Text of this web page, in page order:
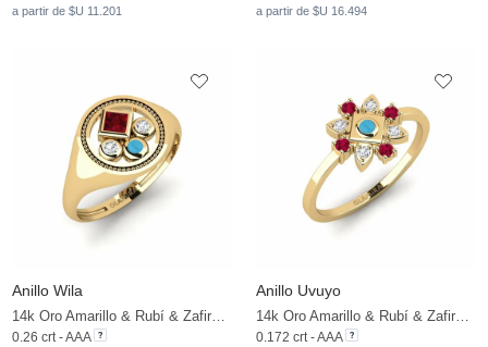
a partir de $U 11.201 a partir de $U 16.494
Anillo Wila
14k Oro Amarillo & Rubí & Zafiro blanco
0.26 crt - AAA
Anillo Uvuyo
14k Oro Amarillo & Rubí & Zafiro blanco
0.172 crt - AAA